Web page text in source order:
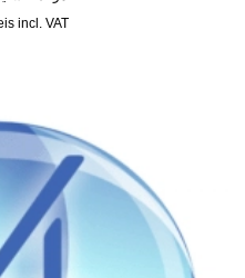
incl. VAT